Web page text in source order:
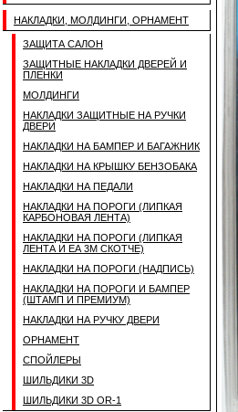
НАКЛАДКИ, МОЛДИНГИ, ОРНАМЕНТ
ЗАЩИТА САЛОН
ЗАЩИТНЫЕ НАКЛАДКИ ДВЕРЕЙ И
ПЛЕНКИ
МОЛДИНГИ
НАКЛАДКИ ЗАЩИТНЫЕ НА РУЧКИ
ДВЕРИ
НАКЛАДКИ НА БАМПЕР И БАГАЖНИК
НАКЛАДКИ НА КРЫШКУ БЕНЗОБАКА
НАКЛАДКИ НА ПЕДАЛИ
НАКЛАДКИ НА ПОРОГИ (ЛИПКАЯ
КАРБОНОВАЯ ЛЕНТА)
НАКЛАДКИ НА ПОРОГИ (ЛИПКАЯ
ЛЕНТА И ЕА 3M СКОТЧЕ)
НАКЛАДКИ НА ПОРОГИ (НАДПИСЬ)
НАКЛАДКИ НА ПОРОГИ И БАМПЕР
(ШТАМП И ПРЕМИУМ)
НАКЛАДКИ НА РУЧКУ ДВЕРИ
ОРНАМЕНТ
СПОЙЛЕРЫ
ШИЛЬДИКИ 3D
ШИЛЬДИКИ 3D OR-1